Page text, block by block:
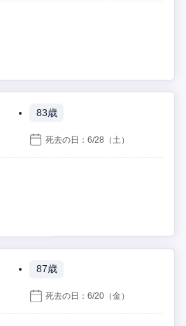
83歳
死去の日：6/28 （土）
87歳
死去の日：6/20 （金）